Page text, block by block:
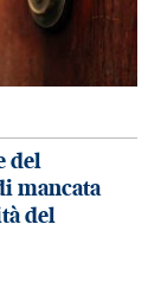
del
mancata
del